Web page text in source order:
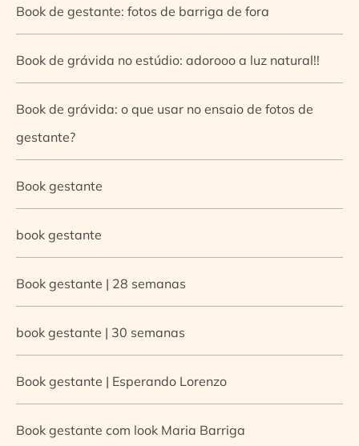
Book de gestante: fotos de barriga de fora
Book de grávida no estúdio: adorooo a luz natural!!
Book de grávida: o que usar no ensaio de fotos de
gestante?
Book gestante
book gestante
Book gestante | 28 semanas
book gestante | 30 semanas
Book gestante | Esperando Lorenzo
Book gestante com look Maria Barriga